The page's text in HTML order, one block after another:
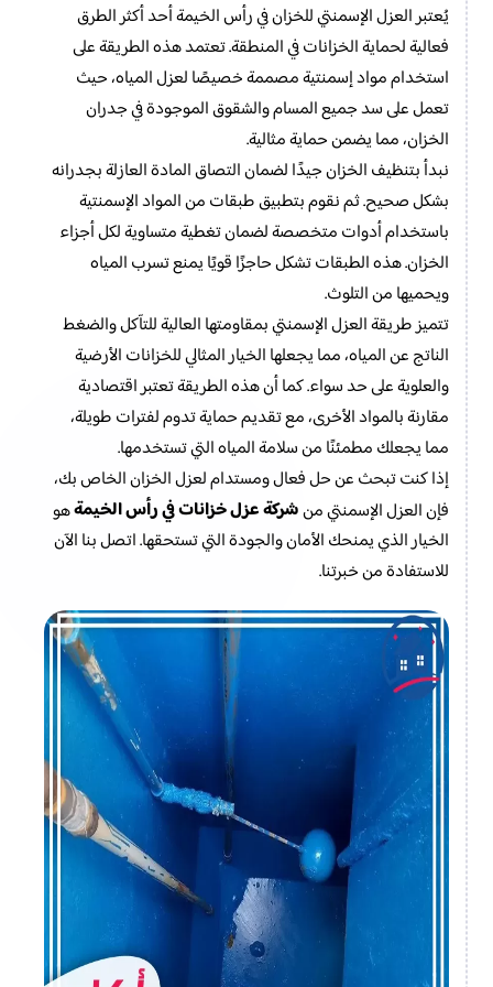
يُعتبر العزل الإسمنتي للخزان في رأس الخيمة أحد أكثر الطرق
فعالية لحماية الخزانات في المنطقة. تعتمد هذه الطريقة على
استخدام مواد إسمنتية مصممة خصيصًا لعزل المياه، حيث
تعمل على سد جميع المسام والشقوق الموجودة في جدران
الخزان، مما يضمن حماية مثالية.
نبدأ بتنظيف الخزان جيدًا لضمان التصاق المادة العازلة بجدرانه
بشكل صحيح. ثم نقوم بتطبيق طبقات من المواد الإسمنتية
باستخدام أدوات متخصصة لضمان تغطية متساوية لكل أجزاء
الخزان. هذه الطبقات تشكل حاجزًا قويًا يمنع تسرب المياه
ويحميها من التلوث.
تتميز طريقة العزل الإسمنتي بمقاومتها العالية للتآكل والضغط
الناتج عن المياه، مما يجعلها الخيار المثالي للخزانات الأرضية
والعلوية على حد سواء. كما أن هذه الطريقة تعتبر اقتصادية
مقارنة بالمواد الأخرى، مع تقديم حماية تدوم لفترات طويلة،
مما يجعلك مطمئنًا من سلامة المياه التي تستخدمها.
إذا كنت تبحث عن حل فعال ومستدام لعزل الخزان الخاص بك،
فإن العزل الإسمنتي منشركة عزل خزانات في رأس الخيمةهو
الخيار الذي يمنحك الأمان والجودة التي تستحقها. اتصل بنا الآن
للاستفادة من خبرتنا.